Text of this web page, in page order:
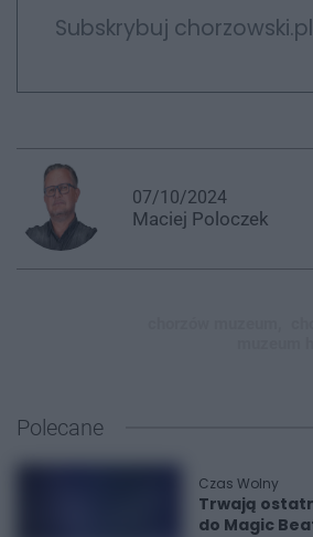
Subskrybuj chorzowski.pl
07/10/2024
Maciej Poloczek
Polecane
Czas Wolny
Trwają
do Magic